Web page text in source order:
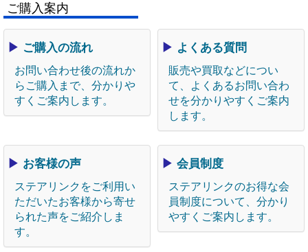
ご購入案内
▶ ご購入の流れ
お問い合わせ後の流れか
らご購入まで、分かりや
すくご案内します。
▶ よくある質問
販売や買取などについ
て、よくあるお問い合わ
せを分かりやすくご案内
します。
▶ お客様の声
ステアリンクをご利用い
ただいたお客様から寄せ
られた声をご紹介しま
す。
▶ 会員制度
ステアリンクのお得な会
員制度について、分かり
やすくご案内します。